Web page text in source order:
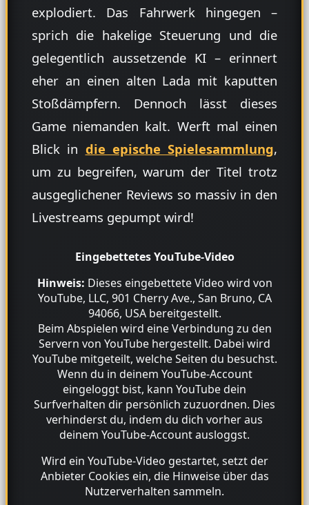
explodiert. Das Fahrwerk hingegen –
sprich die hakelige Steuerung und die
gelegentlich aussetzende KI – erinnert
eher an einen alten Lada mit kaputten
Stoßdämpfern. Dennoch lässt dieses
Game niemanden kalt. Werft mal einen
Blick in die epische Spielesammlung,
um zu begreifen, warum der Titel trotz
ausgeglichener Reviews so massiv in den
Livestreams gepumpt wird!
Eingebettetes YouTube-Video
Hinweis: Dieses eingebettete Video wird von
YouTube, LLC, 901 Cherry Ave., San Bruno, CA
94066, USA bereitgestellt.
Beim Abspielen wird eine Verbindung zu den
Servern von YouTube hergestellt. Dabei wird
YouTube mitgeteilt, welche Seiten du besuchst.
Wenn du in deinem YouTube-Account
eingeloggt bist, kann YouTube dein
Surfverhalten dir persönlich zuzuordnen. Dies
verhinderst du, indem du dich vorher aus
deinem YouTube-Account ausloggst.
Wird ein YouTube-Video gestartet, setzt der
Anbieter Cookies ein, die Hinweise über das
Nutzerverhalten sammeln.